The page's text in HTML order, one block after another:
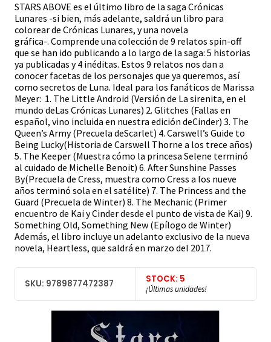
STARS ABOVE es el último libro de la saga Crónicas
Lunares -si bien, más adelante, saldrá un libro para
colorear de Crónicas Lunares, y una novela
gráfica-. Comprende una colección de 9 relatos spin-off
que se han ido publicando a lo largo de la saga: 5 historias
ya publicadas y 4 inéditas. Estos 9 relatos nos dan a
conocer facetas de los personajes que ya queremos, así
como secretos de Luna. Ideal para los fanáticos de Marissa
Meyer: 1. The Little Android (Versión de La sirenita, en el
mundo deLas Crónicas Lunares) 2. Glitches (Fallas en
español, vino incluida en nuestra edición deCinder) 3. The
Queen’s Army (Precuela deScarlet) 4. Carswell’s Guide to
Being Lucky(Historia de Carswell Thorne a los trece años)
5. The Keeper (Muestra cómo la princesa Selene terminó
al cuidado de Michelle Benoit) 6. After Sunshine Passes
By(Precuela de Cress, muestra como Cress a los nueve
años terminó sola en el satélite) 7. The Princess and the
Guard (Precuela de Winter) 8. The Mechanic (Primer
encuentro de Kai y Cinder desde el punto de vista de Kai) 9.
Something Old, Something New (Epílogo de Winter)
Además, el libro incluye un adelanto exclusivo de la nueva
novela, Heartless, que saldrá en marzo del 2017.
SKU: 9789877472387 STOCK: 5
¡Últimas unidades!